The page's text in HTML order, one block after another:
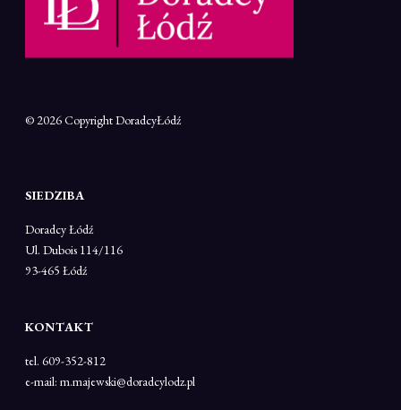
© 2026 CopyrightDoradcyŁódź
SIEDZIBA
Doradcy Łódź
Ul. Dubois 114/116
93-465 Łódź
KONTAKT
tel. 609-352-812
e-mail: m.majewski@doradcylodz.pl